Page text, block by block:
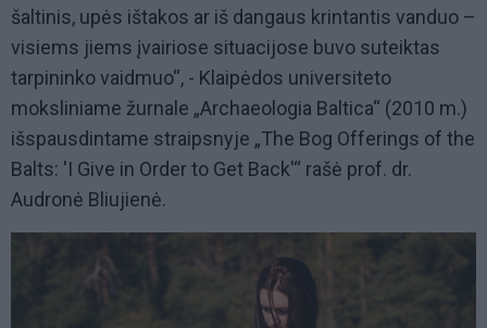
šaltinis, upės ištakos ar iš dangaus krintantis vanduo –
visiems jiems įvairiose situacijose buvo suteiktas
tarpininko vaidmuo“, - Klaipėdos universiteto
moksliniame žurnale „Archaeologia Baltica“ (2010 m.)
išspausdintame straipsnyje „The Bog Offerings of the
Balts: 'I Give in Order to Get Back'“ rašė prof. dr.
Audronė Bliujienė.